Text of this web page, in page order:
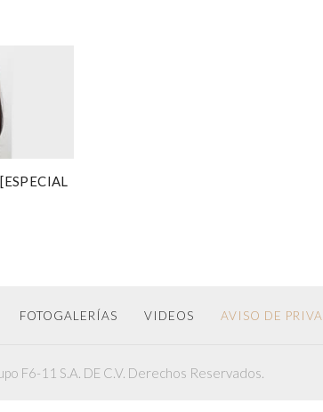
FOTOGALERÍAS VIDEOS AVISO DE
F6-11 S.A. DE C.V. Derechos Reservados.